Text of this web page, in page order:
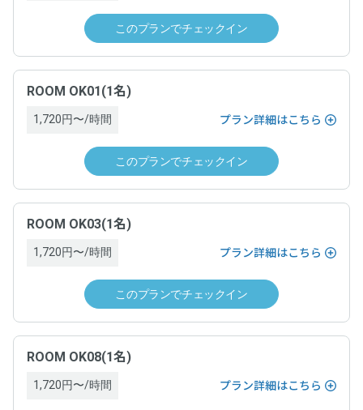
このプランでチェックイン
ROOM OK01(1名)
1,720円〜/時間 プラン詳細はこちら
このプランでチェックイン
ROOM OK03(1名)
1,720円〜/時間 プラン詳細はこちら
このプランでチェックイン
ROOM OK08(1名)
1,720円〜/時間 プラン詳細はこちら
注意事項
されます。
・本プログラム特典は、弊社規定により特典付与対象外とす
る場合がございます。あらかじめご了承ください。
場合がございます。あらかじめご了承ください。
・付与される特典の利用有効期限は、マイページ内「ポイン
クレジットカード決済（VISA、Master、JCB、American
・チェックインの撤回はできません。
・チェックインの手続きが完了し、運営ホストとの間でドロ
ップイン契約が成立した場合は、原則としてキャンセルでき
ません。ドロップインを終了するためには、チェックアウト
の手続きを完了し、ドロップイン料金をお支払いいただく必
約及びワークスペース約款をご覧ください。
クレジットカード決済（VISA，Master，JCB, American
Express, Diners）
チェックアウトの手続きが完了した時
キャンセルについて
・チェックインの手続きが完了し、運営ホストとの間でドロ
ません。ドロップインを終了するためには、チェックアウト
要があります。詳細は、ドロップインサービス利用ゲスト規
約及びワークスペース約款をご覧ください。
運営責任者名